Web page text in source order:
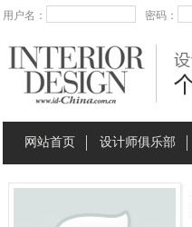
用户名： 密码：
网站首页 设计师俱乐部